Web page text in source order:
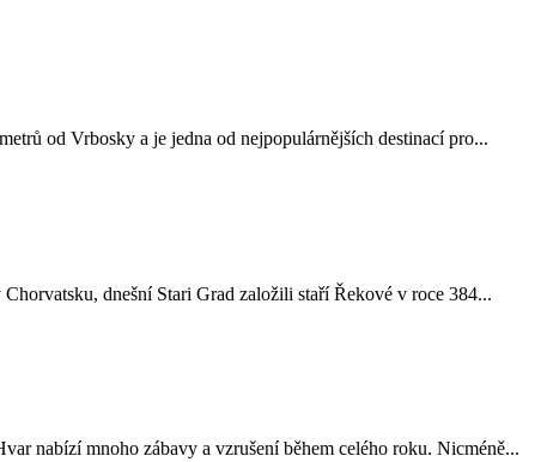
od Vrbosky a je jedna od nejpopulárnějších destinací pro...
dnešní Stari Grad založili staří Řekové v roce 384...
nabízí mnoho zábavy a vzrušení během celého roku. Nicméně...